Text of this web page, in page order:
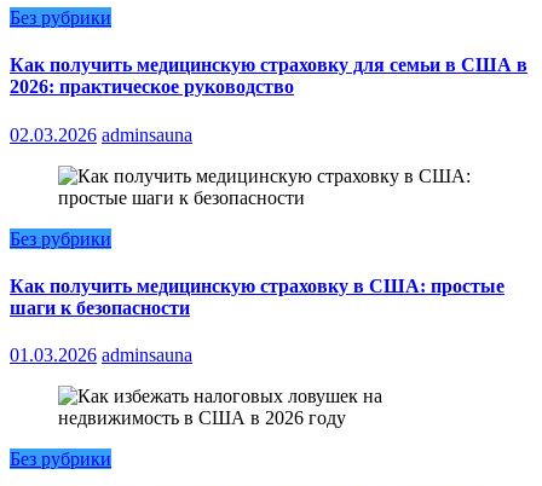
Без рубрики
Как получить медицинскую страховку для семьи в США в
2026: практическое руководство
02.03.2026 adminsauna
Без рубрики
Как получить медицинскую страховку в США: простые
шаги к безопасности
01.03.2026 adminsauna
Без рубрики